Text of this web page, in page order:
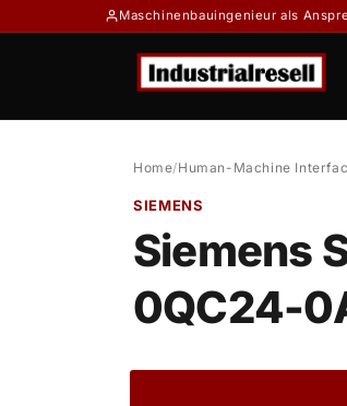
Maschinenbauingenieur als
Home/Human-Machine
SIEMENS
Siemens
0QC24-